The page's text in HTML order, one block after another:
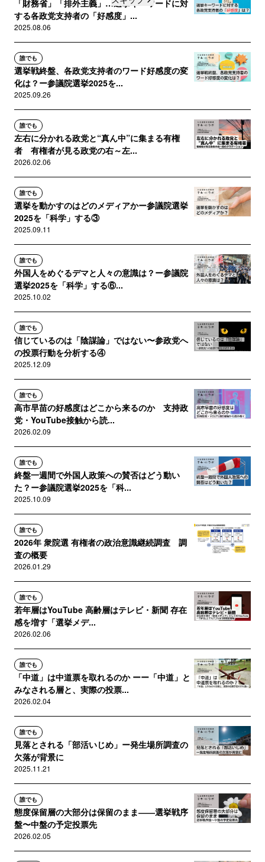
「財務省」「排外主義」…選挙キーワードに対
する各政党支持者の「好感度」...
2025.08.06
誰でも
選挙戦終盤、各政党支持者のワード好感度の変
化は？ー参議院選挙2025を...
2025.09.26
誰でも
左右に分かれる政党と“真ん中”に集まる有権
者 有権者が見る政党の右～左...
2026.02.06
誰でも
選挙を動かすのはどのメディアかー参議院選挙
2025を「科学」する③
2025.09.11
誰でも
外国人をめぐるデマと人々の意識は？ー参議院
選挙2025を「科学」する⑥...
2025.10.02
誰でも
信じているのは「陰謀論」ではない〜参政党へ
の投票行動を分析する④
2025.12.09
誰でも
高市早苗の好感度はどこから来るのか 支持政
党・YouTube接触から読...
2026.02.09
誰でも
終盤一週間で外国人政策への賛否はどう動い
た？ー参議院選挙2025を「科...
2025.10.09
誰でも
2026年 衆院選 有権者の政治意識継続調査 調
査の概要
2026.01.29
誰でも
若年層はYouTube 高齢層はテレビ・新聞 存在
感を増す「選挙メデ...
2026.02.06
誰でも
「中道」は中道票を取れるのか ーー「中道」と
みなされる層と、実際の投票...
2026.02.04
誰でも
見落とされる「部活いじめ」ー発生場所調査の
欠落が背景に
2025.11.21
誰でも
態度保留層の大部分は保留のまま――選挙戦序
盤〜中盤の予定投票先
2026.02.05